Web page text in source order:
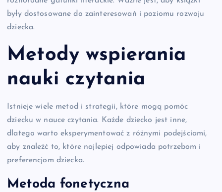
były dostosowane do zainteresowań i poziomu rozwoju
dziecka.
Metody wspierania
nauki czytania
Istnieje wiele metod i strategii, które mogą pomóc
dziecku w nauce czytania. Każde dziecko jest inne,
dlatego warto eksperymentować z różnymi podejściami,
aby znaleźć to, które najlepiej odpowiada potrzebom i
preferencjom dziecka.
Metoda fonetyczna